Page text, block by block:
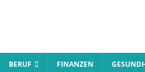
BERUF FINANZEN